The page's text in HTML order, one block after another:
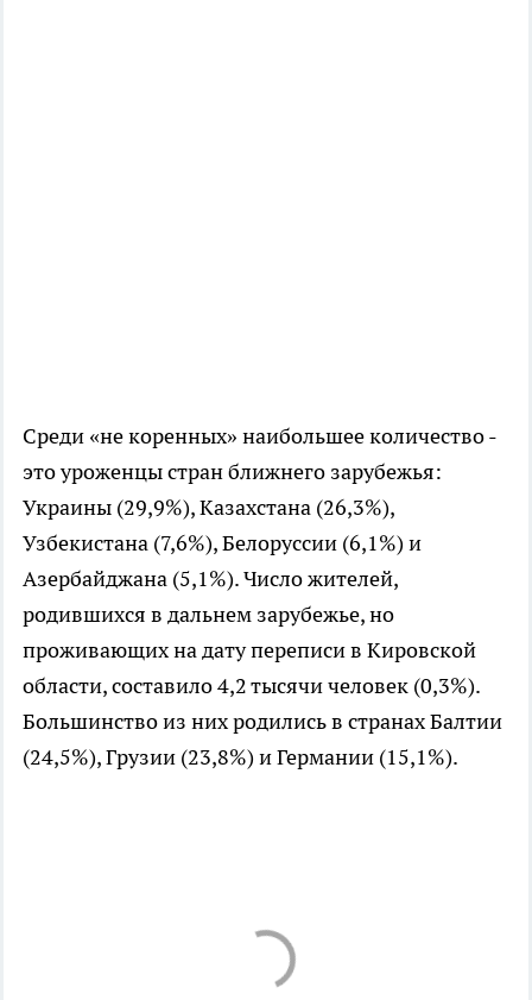
Среди «не коренных» наибольшее количество -
это уроженцы стран ближнего зарубежья:
Украины (29,9%), Казахстана (26,3%),
Узбекистана (7,6%), Белоруссии (6,1%) и
Азербайджана (5,1%). Число жителей,
родившихся в дальнем зарубежье, но
проживающих на дату переписи в Кировской
области, составило 4,2 тысячи человек (0,3%).
Большинство из них родились в странах Балтии
(24,5%), Грузии (23,8%) и Германии (15,1%).